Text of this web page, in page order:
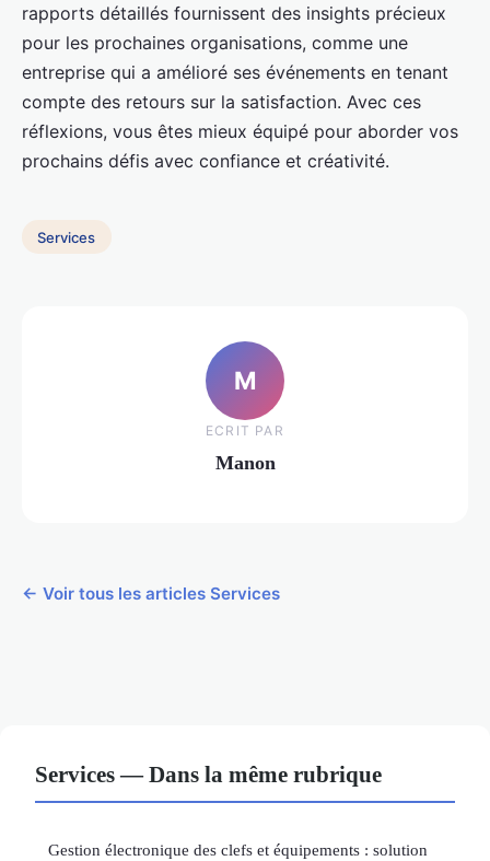
rapports détaillés fournissent des insights précieux
pour les prochaines organisations, comme une
entreprise qui a amélioré ses événements en tenant
compte des retours sur la satisfaction. Avec ces
réflexions, vous êtes mieux équipé pour aborder vos
prochains défis avec confiance et créativité.
Services
M
ECRIT PAR
Manon
← Voir tous les articles Services
Services — Dans la même rubrique
Gestion électronique des clefs et équipements : solution